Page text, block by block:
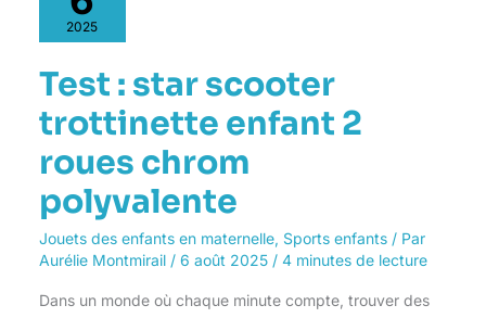
2025
Test : star scooter
trottinette enfant 2
roues chrom
polyvalente
Jouets des enfants en maternelle, Sports enfants/ Par
Aurélie Montmirail / 6 août 2025/ 4 minutes de lecture
Dans un monde où chaque minute compte, trouver des
star
scooter
trottinette
2
roues
chrom